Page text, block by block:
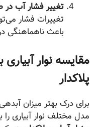
تغییر فشار آب
تغییرات فشار
باعث ناهماهنگی
مقایسه نوار
پلاکدار
برای درک بهتر میزان
مدل مختلف نوار آبیاری